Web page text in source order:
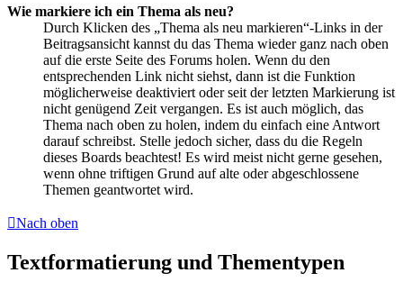
Wie markiere ich ein Thema als neu?
Durch Klicken des „Thema als neu markieren“-Links in der
Beitragsansicht kannst du das Thema wieder ganz nach oben
auf die erste Seite des Forums holen. Wenn du den
entsprechenden Link nicht siehst, dann ist die Funktion
möglicherweise deaktiviert oder seit der letzten Markierung ist
nicht genügend Zeit vergangen. Es ist auch möglich, das
Thema nach oben zu holen, indem du einfach eine Antwort
darauf schreibst. Stelle jedoch sicher, dass du die Regeln
dieses Boards beachtest! Es wird meist nicht gerne gesehen,
wenn ohne triftigen Grund auf alte oder abgeschlossene
Themen geantwortet wird.
Nach oben
Textformatierung und Thementypen